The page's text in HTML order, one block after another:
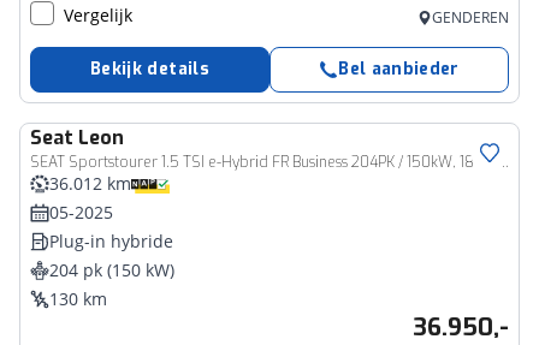
Vergelijk GENDEREN
Bekijk details Bel aanbieder
Seat Leon
SEAT Sportstourer 1.5 TSI e-Hybrid FR Business 204PK / 150kW, 18" 'Performance Machined' LMV, LED koplampverlichting, adaptieve cruise control (acc), multifunctioneel lederen stuurwiel, infotainmentsysteem met 12,9 inch touchscreen, keyless start, achteruitrijcamera (rear view), Apple Carplay / Android Auto, DAB+, parkeersensoren voor en achter (pdc), virtual cockpit etc.
36.012 km
05-2025
Plug-in hybride
204 pk (150 kW)
130 km
36.950,-